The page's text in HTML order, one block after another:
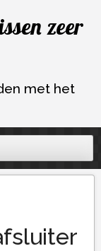
zeer
met het